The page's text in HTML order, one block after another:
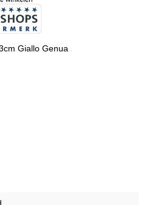
Giallo Genua